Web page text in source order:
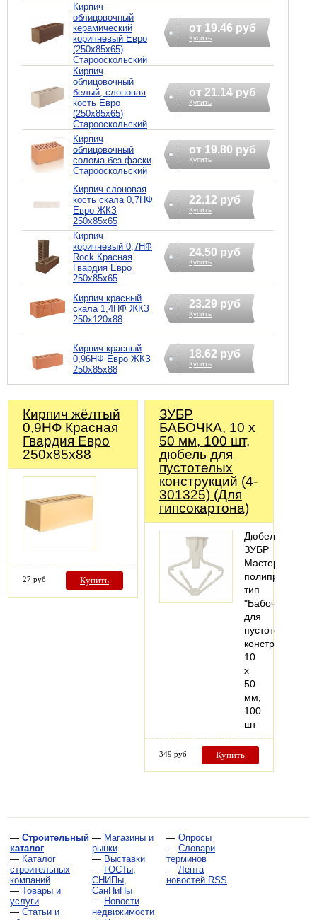
Кирпич
облицовочный
керамический
коричневый Евро
(250х85х65)
Старооскольский
от 19.46 руб
Купить
Кирпич
облицовочный
белый, слоновая
кость Евро
(250х85х65)
Старооскольский
от 21.14 руб
Купить
Кирпич
облицовочный
солома без фаски
Старооскольский
от 19.80 руб
Купить
Кирпич слоновая
кость скала 0,7НФ
Евро ЖКЗ
250х85х65
22.12 руб
Купить
Кирпич
коричневый 0,7НФ
Rock Красная
Гвардия Евро
250х85х65
24.50 руб
Купить
Кирпич красный
скала 1,4НФ ЖКЗ
250х120х88
23.29 руб
Купить
Кирпич красный
0,96НФ Евро ЖКЗ
250х85х88
18.62 руб
Купить
Кирпич жёлтый
0,9НФ Красная
Гвардия Евро
250х85х88
27 руб Купить
ЗУБР
БАБОЧКА, 10 х
50 мм, 100 шт,
дюбель для
пустотелых
конструкций (4-
301325) (Для
гипсокартона)
Дюбель
ЗУБР
Мастер
тип
"Бабочка",
для
пустотелых
конструкций,
10
х
50
мм,
100
шт
349 руб Купить
— Строительный
каталог
— Каталог
строительных
компаний
— Товары и
услуги
— Статьи и
— Магазины и
рынки
— Выставки
— ГОСТы,
СНИПы,
СанПиНы
— Новости
недвижимости
— Опросы
— Словари
терминов
— Лента
новостей RSS